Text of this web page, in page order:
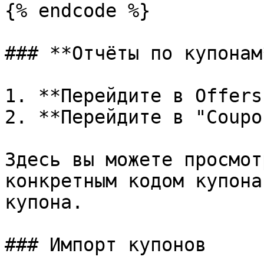
{% endcode %}
### **Отчёты по
1. **Перейдите в
2. **Перейдите в
Здесь вы можете
конкретным кодом
купона.
### Импорт купонов